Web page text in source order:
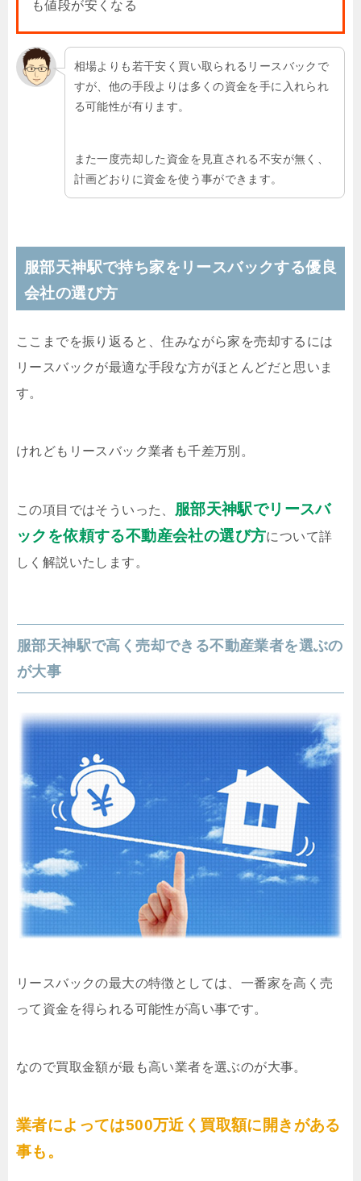
も値段が安くなる
相場よりも若干安く買い取られるリースバックで
すが、他の手段よりは多くの資金を手に入れられ
る可能性が有ります。
また一度売却した資金を見直される不安が無く、
計画どおりに資金を使う事ができます。
服部天神駅で持ち家をリースバックする優良
会社の選び方
ここまでを振り返ると、住みながら家を売却するには
リースバックが最適な手段な方がほとんどだと思いま
す。
けれどもリースバック業者も千差万別。
この項目ではそういった、
服部天神駅でリースバ
ックを依頼する不動産会社の選び方について詳
しく解説いたします。
服部天神駅で高く売却できる不動産業者を選ぶの
が大事
リースバックの最大の特徴としては、一番家を高く売
って資金を得られる可能性が高い事です。
なので買取金額が最も高い業者を選ぶのが大事。
業者によっては500万近く買取額に開きがある
事も。